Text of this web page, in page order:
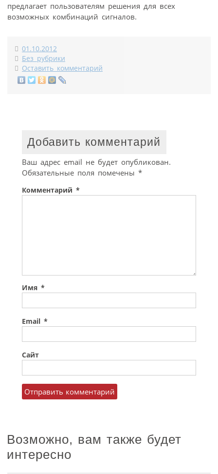
предлагает пользователям решения для всех
возможных комбинаций сигналов.
01.10.2012
Без рубрики
Оставить комментарий
Добавить комментарий
Ваш адрес email не будет опубликован.
Обязательные поля помечены *
Комментарий *
Имя *
Email *
Сайт
Возможно, вам также будет
интересно